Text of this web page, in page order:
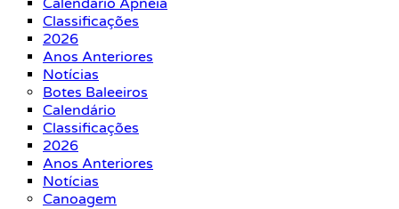
Calendário Apneia
Classificações
2026
Anos Anteriores
Notícias
Botes Baleeiros
Calendário
Classificações
2026
Anos Anteriores
Notícias
Canoagem